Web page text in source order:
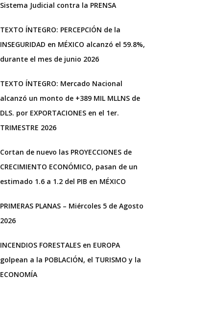
Sistema Judicial contra la PRENSA
TEXTO ÍNTEGRO: PERCEPCIÓN de la
INSEGURIDAD en MÉXICO alcanzó el 59.8%,
durante el mes de junio 2026
TEXTO ÍNTEGRO: Mercado Nacional
alcanzó un monto de +389 MIL MLLNS de
DLS. por EXPORTACIONES en el 1er.
TRIMESTRE 2026
Cortan de nuevo las PROYECCIONES de
CRECIMIENTO ECONÓMICO, pasan de un
estimado 1.6 a 1.2 del PIB en MÉXICO
PRIMERAS PLANAS – Miércoles 5 de Agosto
2026
INCENDIOS FORESTALES en EUROPA
golpean a la POBLACIÓN, el TURISMO y la
ECONOMÍA